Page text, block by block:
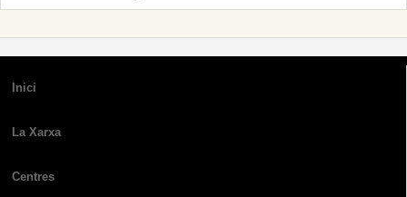
Inici
La Xarxa
Centres